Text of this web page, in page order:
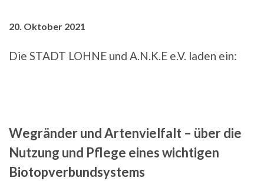
20. Oktober 2021
Die STADT LOHNE und A.N.K.E e.V. laden ein:
Wegränder und Artenvielfalt – über die
Nutzung und Pflege eines wichtigen
Biotopverbundsystems